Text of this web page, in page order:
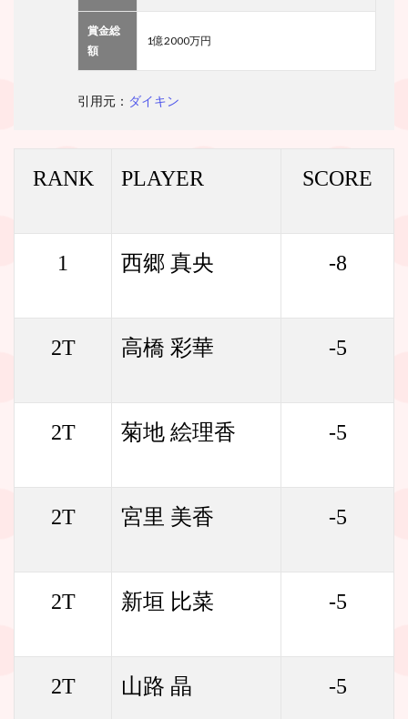
賞金総
額
1億2000万円
引用元： ダイキン
RANK PLAYER SCORE
1 西郷 真央 -8
2T 高橋 彩華 -5
2T 菊地 絵理香 -5
2T 宮里 美香 -5
2T 新垣 比菜 -5
2T 山路 晶 -5